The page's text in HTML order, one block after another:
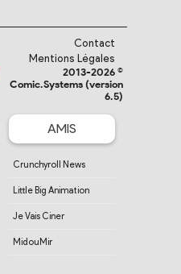
Contact
Mentions Légales
2013-2026 ©
Comic.Systems (version
6.5)
AMIS
Crunchyroll News
Little Big Animation
Je Vais Ciner
MidouMir